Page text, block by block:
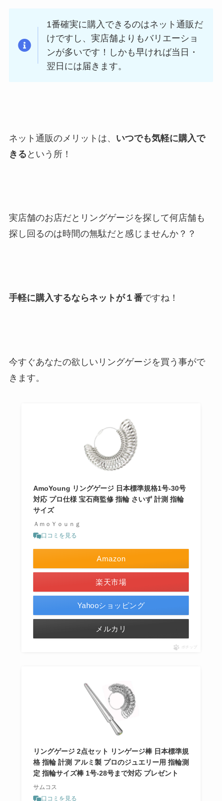
1番確実に購入できるのはネット通販だ
けですし、実店舗よりもバリエーショ
ンが多いです！しかも早ければ当日・
翌日には届きます。
ネット通販のメリットは、 いつでも気軽に購入で
きる という所！
実店舗のお店だとリングゲージを探して何店舗も
探し回るのは時間の無駄だと感じませんか？？
手軽に購入するならネットが１番ですね！
今すぐあなたの欲しいリングゲージを買う事がで
きます。
AmoYoung リングゲージ 日本標準規格1号-30号
対応 プロ仕様 宝石商監修 指輪 さいず 計測 指輪
サイズ
ＡｍｏＹｏｕｎｇ
口コミを見る
Amazon
楽天市場
Yahooショッピング
メルカリ
ポチップ
リングゲージ 2点セット リンゲージ棒 日本標準規
格 指輪 計測 アルミ製 プロのジュエリー用 指輪測
定 指輪サイズ棒 1号-28号まで対応 プレゼント
サムコス
口コミを見る